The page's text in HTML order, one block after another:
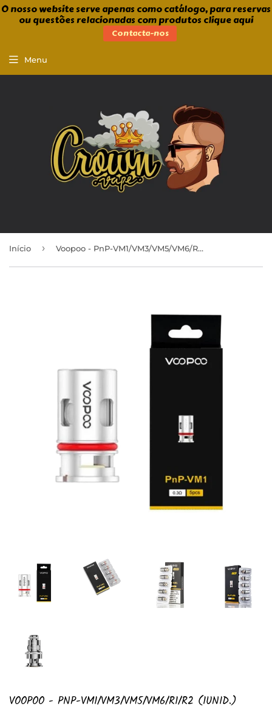
O nosso website serve apenas como catálogo, para reservas
ou questões relacionadas com produtos clique aqui
Contacta-nos
Menu
Início › Voopoo - PnP-VM1/VM3/VM5/VM6/R1/R2 (1unid.)
VOOPOO - PNP-VM1/VM3/VM5/VM6/R1/R2 (1UNID.)